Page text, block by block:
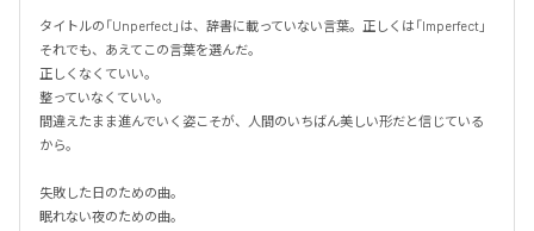
タイトルの「Unperfect」は、辞書に載っていない言葉。正しくは「Imperfect」
それでも、あえてこの言葉を選んだ。
正しくなくていい。
整っていなくていい。
間違えたまま進んでいく姿こそが、人間のいちばん美しい形だと信じている
から。
失敗した日のための曲。
眠れない夜のための曲。